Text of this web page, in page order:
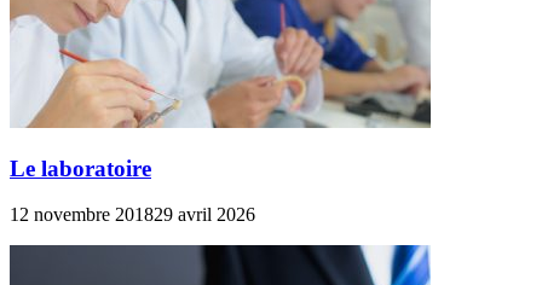
Le laboratoire
12 novembre 201829 avril 2026